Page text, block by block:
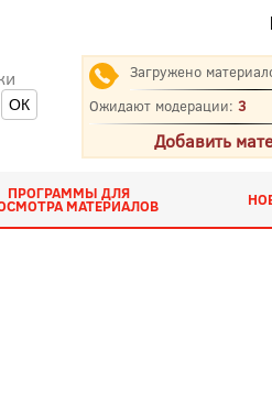
Загружено
Ожидают модерации: 3
Добавить
ПРОГРАММЫ ДЛЯ
МАТЕРИАЛОВ